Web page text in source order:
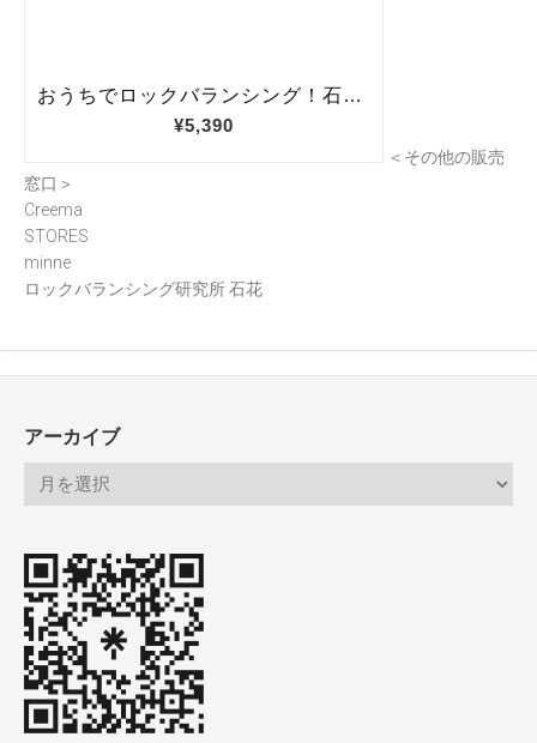
＜その他の販売
窓口＞
Creema
STORES
minne
ロックバランシング研究所 石花
アーカイブ